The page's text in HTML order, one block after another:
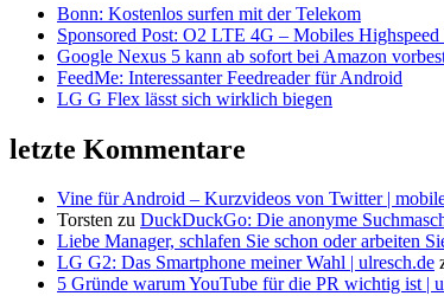
Bonn: Kostenlos surfen mit der Telekom
Sponsored Post: O2 LTE 4G – Mobiles Highspeed
Google Nexus 5 kann ab sofort bei Amazon
FeedMe: Interessanter Feedreader für Android
LG G Flex lässt sich wirklich biegen
letzte Kommentare
Vine für Android – Kurzvideos von Twitter |
Torsten zu DuckDuckGo: Die anonyme
Liebe Manager, schlafen Sie schon oder arbeiten
LG G2: Das Smartphone meiner Wahl | ulresch.de
5 Gründe warum YouTube für die PR wichtig ist |